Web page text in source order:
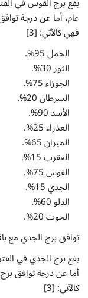
عام، أما عن درجة
فهي كالآتي: [3]
الحمل 95%.
الثور 30%.
الجوزاء 75%.
السرطان 20%.
الأسد 90%.
العذراء 25%.
الميزان 65%.
العقرب 15%.
القوس 75%.
الجدي 15%.
الدلو 60%.
الحوت 20%.
توافق برج الجدي مع
أما عن درجة توافق
كالآتي: [3]